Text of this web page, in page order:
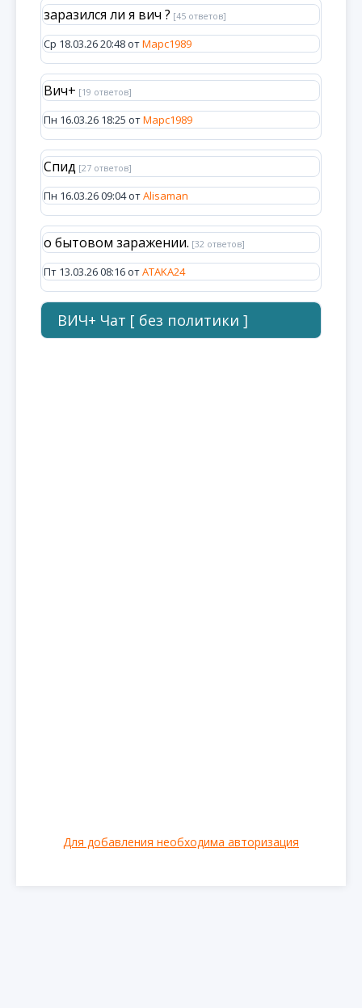
заразился ли я вич ? [45 ответов]
Ср 18.03.26 20:48 отМарс1989
Вич+ [19 ответов]
Пн 16.03.26 18:25 отМарс1989
Спид [27 ответов]
Пн 16.03.26 09:04 отAlisaman
о бытовом заражении. [32 ответов]
Пт 13.03.26 08:16 отATAKA24
ВИЧ+ Чат [ без политики ]
Для добавления необходима авторизация